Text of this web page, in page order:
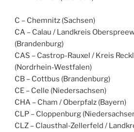
C – Chemnitz (Sachsen)
CA – Calau / Landkreis
(Brandenburg)
CAS – Castrop-Rauxel / Kreis
(Nordrhein-Westfalen)
CB – Cottbus (Brandenburg)
CE – Celle (Niedersachsen)
CHA – Cham / Oberpfalz (Bayern)
CLP – Cloppenburg
CLZ – Clausthal-Zellerfeld /